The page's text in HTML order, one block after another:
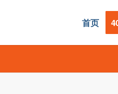
首页